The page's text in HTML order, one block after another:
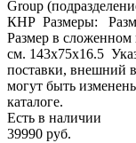
Group
КНР Размеры:
Размер в
см. 143х75x16.5
поставки, внешний
могут быть
каталоге.
Есть в наличии
39990 руб.